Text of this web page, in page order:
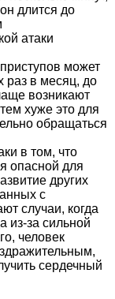
длится до
атаки
может
раз в месяц, до
возникают
хуже это для
обращаться
в том, что
опасной для
других
с
случаи, когда
из-за сильной
человек
сердечный